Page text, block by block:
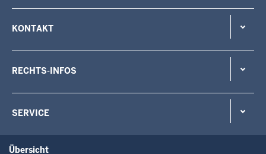
KONTAKT
RECHTS-INFOS
SERVICE
Übersicht